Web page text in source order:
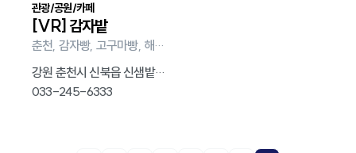
관광/공원/카페
[VR] 감자밭
춘천, 감자빵, 고구마빵, 해바라기, 정원
강원 춘천시 신북읍 신샘밭로 674
033-245-6333